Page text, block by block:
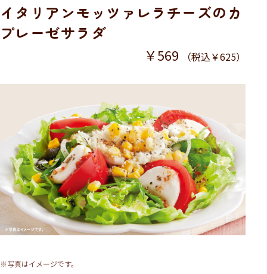
イタリアンモッツァレラチーズのカ
プレーゼサラダ
￥569 （税込￥625）
※写真はイメージです。